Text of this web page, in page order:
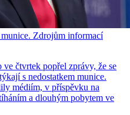
Zdrojům informací
čtvrtek popřel zprávy, že se
s nedostatkem munice.
médiím, v příspěvku na
a dlouhým pobytem ve